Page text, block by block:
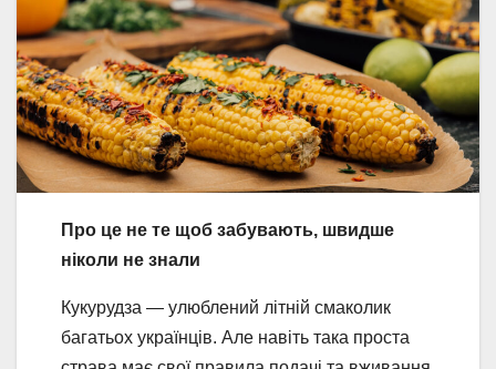
Про це не те щоб забувають, швидше
ніколи не знали
Кукурудза — улюблений літній смаколик
багатьох українців. Але навіть така проста